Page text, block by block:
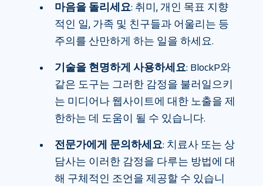
마음을 돌리세요: 취미, 개인 목표 지향
적인 일, 가족 및 친구들과 어울리는 등
주의를 산만하게 하는 일을 하세요.
기술을 현명하게 사용하세요: BlockP와
같은 도구는 그러한 감정을 불러일으키
는 미디어나 웹사이트에 대한 노출을 제
한하는 데 도움이 될 수 있습니다.
전문가에게 문의하세요: 치료사 또는 상
담사는 이러한 감정을 다루는 방법에 대
해 구체적인 조언을 제공할 수 있습니